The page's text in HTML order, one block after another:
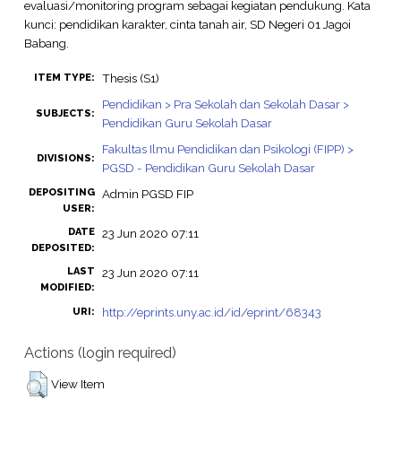
evaluasi/monitoring program sebagai kegiatan pendukung. Kata
kunci: pendidikan karakter, cinta tanah air, SD Negeri 01 Jagoi
Babang.
ITEM TYPE: Thesis (S1)
SUBJECTS:
Pendidikan > Pra Sekolah dan Sekolah Dasar >
Pendidikan Guru Sekolah Dasar
DIVISIONS:
Fakultas Ilmu Pendidikan dan Psikologi (FIPP) >
PGSD - Pendidikan Guru Sekolah Dasar
DEPOSITING
USER:
Admin PGSD FIP
DATE
DEPOSITED:
23 Jun 2020 07:11
LAST
MODIFIED:
23 Jun 2020 07:11
URI: http://eprints.uny.ac.id/id/eprint/68343
Actions (login required)
View Item